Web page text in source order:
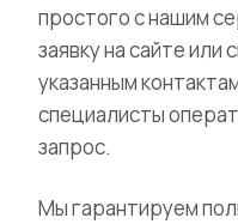
простого с нашим
заявку на сайте или
указанным
специалисты
запрос.
Мы гарантируем